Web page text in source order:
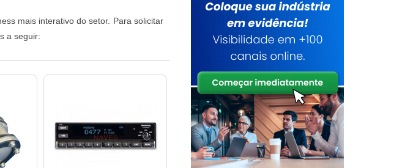
mais interativo do setor. Para solicitar
a seguir: